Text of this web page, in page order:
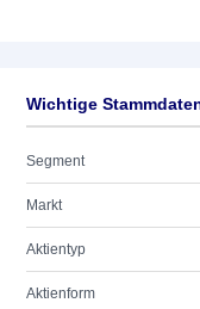
Wichtige
Segment
Markt
Aktientyp
Aktienform